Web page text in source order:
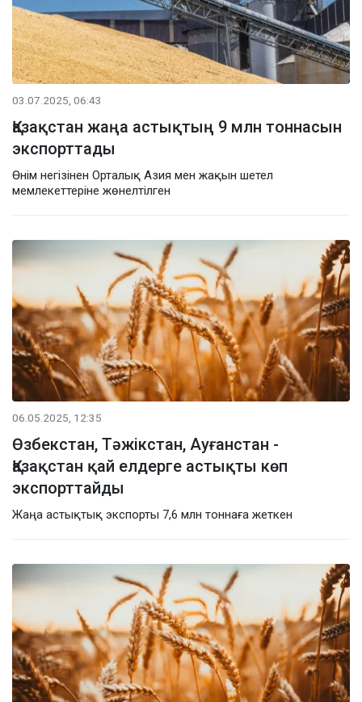
03.07.2025, 06:43
Қазақстан жаңа астықтың 9 млн тоннасын
экспорттады
Өнім негізінен Орталық Азия мен жақын шетел
мемлекеттеріне жөнелтілген
06.05.2025, 12:35
Өзбекстан, Тәжікстан, Ауғанстан -
Қазақстан қай елдерге астықты көп
экспорттайды
Жаңа астықтық экспорты 7,6 млн тоннаға жеткен